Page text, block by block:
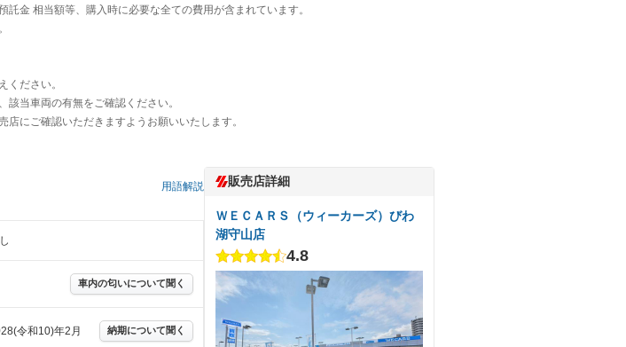
金 相当額等、購入時に必要な全ての費用が含まれています。
ください。
当車両の有無をご確認ください。
にご確認いただきますようお願いいたします。
用語解説
車内の匂いについて聞く
令和10)年2月 納期について聞く
販売店詳細
ＷＥＣＡＲＳ（ウィーカーズ）びわ
湖守山店
4.8